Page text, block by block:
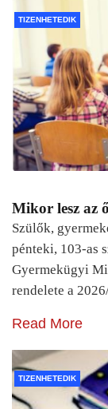
TIZENHETEDIK
Mikor lesz az
Szülők,
pénteki, 103-as
Gyermekügyi
rendelete a
Read More
TIZENHETEDIK